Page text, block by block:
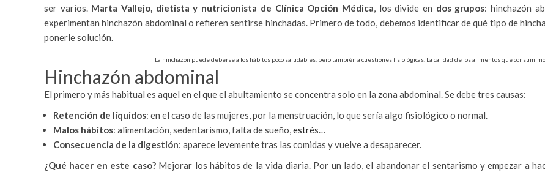
ser varios. Marta Vallejo, dietista y nutricionista de Clínica Opción Médica, los divide en dos grupos: hinchazón
experimentan hinchazón abdominal o refieren sentirse hinchadas. Primero de todo, debemos identificar de qué tipo de
ponerle solución.
La hinchazón puede deberse a los hábitos poco saludables, pero también a cuestiones fisiológicas. La calidad de los alimentos que
Hinchazón abdominal
El primero y más habitual es aquel en el que el abultamiento se concentra solo en la zona abdominal. Se debe tres causas:
Retención de líquidos: en el caso de las mujeres, por la menstruación, lo que sería algo fisiológico o normal.
Malos hábitos: alimentación, sedentarismo, falta de sueño,estrés…
Consecuencia de la digestión: aparece levemente tras las comidas y vuelve a desaparecer.
¿Qué hacer en este caso?Mejorar los hábitos de la vida diaria. Por un lado, el abandonar el sentarismo y empezar a